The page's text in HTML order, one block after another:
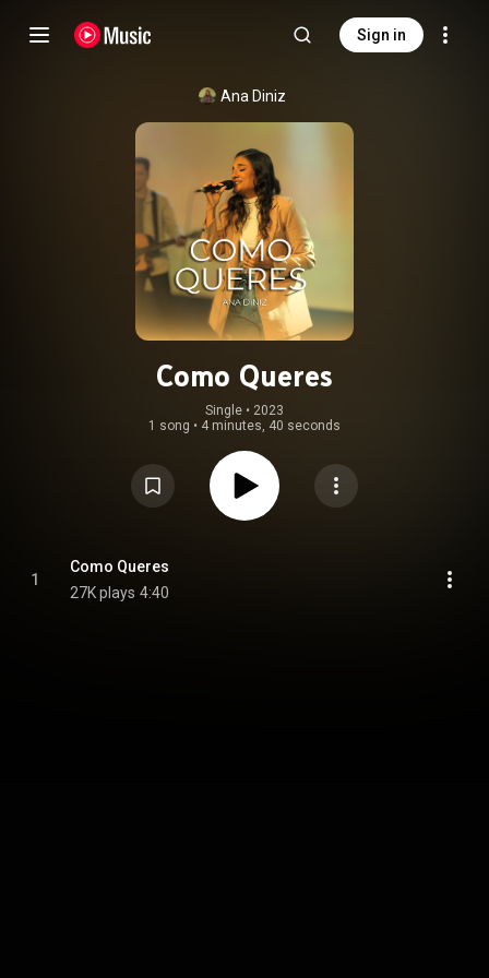
Sign in
Ana Diniz
Como Queres
Single • 2023
1 song • 4 minutes, 40 seconds
1
Como Queres
27K plays 4:40